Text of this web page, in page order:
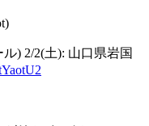
) 2/2(土): 山口県岩国